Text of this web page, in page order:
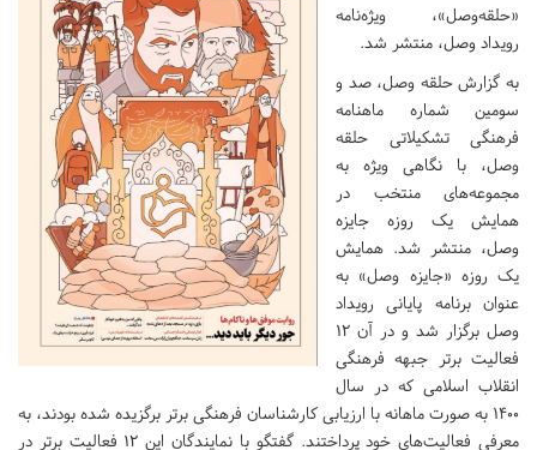
«حلقه‌وصل»، ویژه‌نامه
رویداد وصل، منتشر شد.
به گزارش حلقه وصل، صد و
سومین شماره ماهنامه
فرهنگی تشکیلاتی حلقه
وصل، با نگاهی ویژه به
مجموعه‌های منتخب در
همایش یک روزه جایزه
وصل، منتشر شد. همایش
یک روزه «جایزه وصل» به
عنوان برنامه پایانی رویداد
وصل برگزار شد و در آن 12
فعالیت برتر جبهه فرهنگی
انقلاب اسلامی که در سال
1400 به صورت ماهانه با ارزیابی کارشناسان فرهنگی برتر برگزیده شده بودند، به
معرفی فعالیت‌های خود پرداختند. گفتگو با نمایندگان این 12 فعالیت برتر در